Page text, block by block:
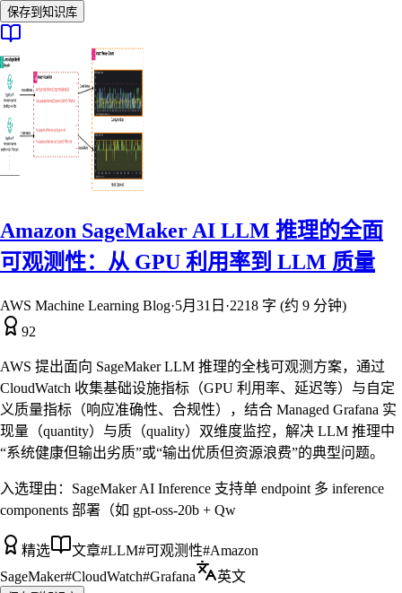
保存到知识库
Amazon SageMaker AI LLM 推理的全面
可观测性：从 GPU 利用率到 LLM 质量
AWS Machine Learning Blog·5月31日 ·2218 字 (约 9 分钟)
92
AWS 提出面向 SageMaker LLM 推理的全栈可观测方案，通过
CloudWatch 收集基础设施指标（GPU 利用率、延迟等）与自定
义质量指标（响应准确性、合规性），结合 Managed Grafana 实
现量（quantity）与质（quality）双维度监控，解决 LLM 推理中
“系统健康但输出劣质”或“输出优质但资源浪费”的典型问题。
入选理由： SageMaker AI Inference 支持单 endpoint 多 inference
components 部署（如 gpt-oss-20b + Qw
精选 文章#LLM#可观测性#Amazon
SageMaker#CloudWatch#Grafana 英文